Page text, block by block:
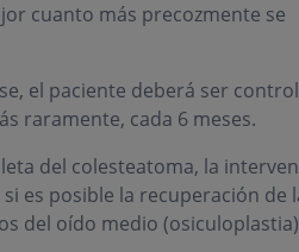
cuanto más precozmente se
el paciente deberá ser
raramente, cada 6 meses.
del colesteatoma, la
es posible la recuperación de
del oído medio